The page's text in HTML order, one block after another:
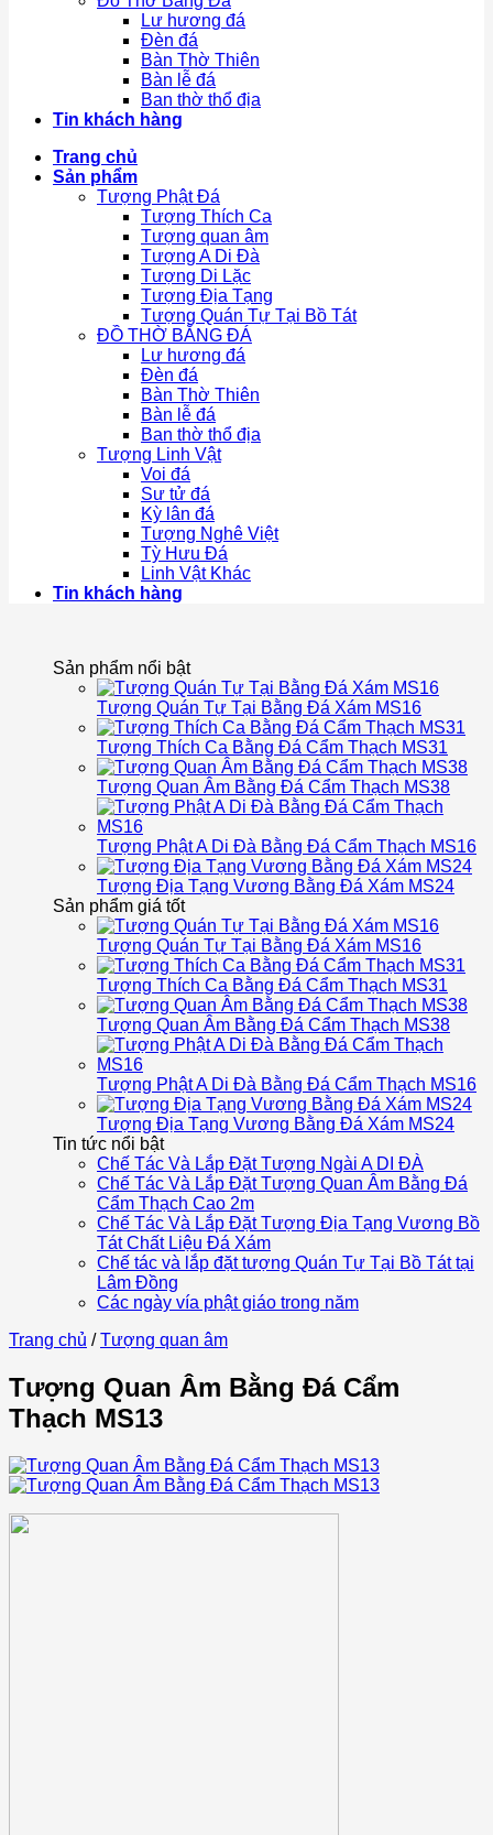
Lư hương đá
Đèn đá
Bàn Thờ Thiên
Bàn lễ đá
Ban thờ thổ địa
Tin khách hàng
Trang chủ
Sản phẩm
Tượng Phật Đá
Tượng Thích Ca
Tượng quan âm
Tượng A Di Đà
Tượng Di Lặc
Tượng Địa Tạng
Tượng Quán Tự Tại Bồ Tát
ĐỒ THỜ BẰNG ĐÁ
Lư hương đá
Đèn đá
Bàn Thờ Thiên
Bàn lễ đá
Ban thờ thổ địa
Tượng Linh Vật
Voi đá
Sư tử đá
Kỳ lân đá
Tượng Nghê Việt
Tỳ Hưu Đá
Linh Vật Khác
Tin khách hàng
Sản phẩm nổi bật
Tượng Quán Tự Tại Bằng Đá Xám MS16
Tượng Thích Ca Bằng Đá Cẩm Thạch MS31
Tượng Quan Âm Bằng Đá Cẩm Thạch MS38
Tượng Phật A Di Đà Bằng Đá Cẩm Thạch MS16
Tượng Địa Tạng Vương Bằng Đá Xám MS24
Sản phẩm giá tốt
Tượng Quán Tự Tại Bằng Đá Xám MS16
Tượng Thích Ca Bằng Đá Cẩm Thạch MS31
Tượng Quan Âm Bằng Đá Cẩm Thạch MS38
Tượng Phật A Di Đà Bằng Đá Cẩm Thạch MS16
Tượng Địa Tạng Vương Bằng Đá Xám MS24
Tin tức nổi bật
Chế Tác Và Lắp Đặt Tượng Ngài A DI ĐÀ
Chế Tác Và Lắp Đặt Tượng Quan Âm Bằng Đá
Cẩm Thạch Cao 2m
Chế Tác Và Lắp Đặt Tượng Địa Tạng Vương Bồ
Tát Chất Liệu Đá Xám
Chế tác và lắp đặt tượng Quán Tự Tại Bồ Tát tại
Lâm Đồng
Các ngày vía phật giáo trong năm
Trang chủ / Tượng quan âm
Tượng Quan Âm Bằng Đá Cẩm
Thạch MS13